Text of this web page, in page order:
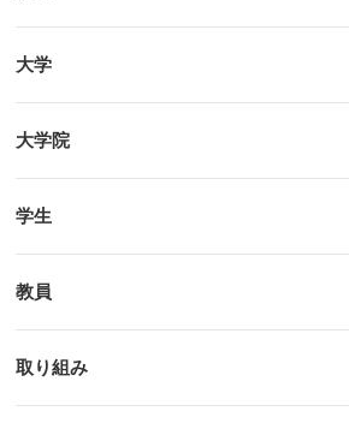
大学
大学院
学生
教員
取り組み